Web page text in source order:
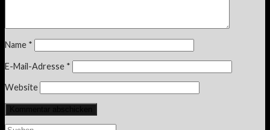
Name *
E-Mail-Adresse *
Website